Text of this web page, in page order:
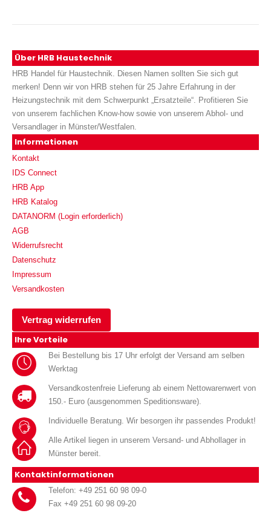
Über HRB Haustechnik
HRB Handel für Haustechnik. Diesen Namen sollten Sie sich gut
merken! Denn wir von HRB stehen für 25 Jahre Erfahrung in der
Heizungstechnik mit dem Schwerpunkt „Ersatzteile“. Profitieren Sie
von unserem fachlichen Know-how sowie von unserem Abhol- und
Versandlager in Münster/Westfalen.
Informationen
Kontakt
IDS Connect
HRB App
HRB Katalog
DATANORM (Login erforderlich)
AGB
Widerrufsrecht
Datenschutz
Impressum
Versandkosten
Vertrag widerrufen
Ihre Vorteile
Bei Bestellung bis 17 Uhr erfolgt der Versand am selben
Werktag
Versandkostenfreie Lieferung ab einem Nettowarenwert von
150.- Euro (ausgenommen Speditionsware).
Individuelle Beratung. Wir besorgen ihr passendes Produkt!
Alle Artikel liegen in unserem Versand- und Abhollager in
Münster bereit.
Kontaktinformationen
Telefon: +49 251 60 98 09-0
Fax +49 251 60 98 09-20